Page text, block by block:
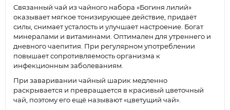
Связанный чай из чайного набора «Богиня лилий»
оказывает мягкое тонизирующее действие, придаёт
силы, снимает усталость и улучшает настроение. Богат
минералами и витаминами. Оптимален для утреннего и
дневного чаепития. При регулярном употреблении
повышает сопротивляемость организма к
инфекционным заболеваниям.
При заваривании чайный шарик медленно
раскрывается и превращается в красивый цветочный
чай, поэтому его ещё называют «цветущий чай».